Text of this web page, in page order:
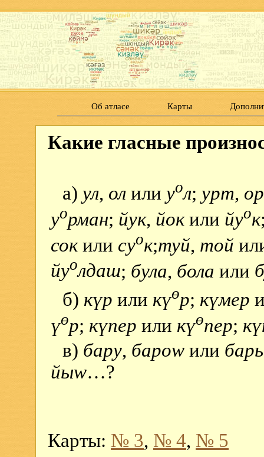
Об атласе Карты
Какие гласные
а) ул, ол или уол; урт,
уорман; йук, йокили йуок
сокили суок;туй, той
йуолдаш; була, бола или
б) күр или күөр; күмер
үөр; күпер или күөпер;
в) бару, бароw или
йыw…?
Карты: № 3, № 4, № 5